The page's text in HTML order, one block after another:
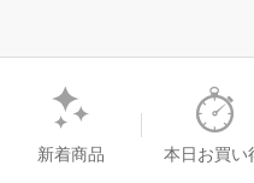
ショッピングのショップチャ
新着商品 本日お買い